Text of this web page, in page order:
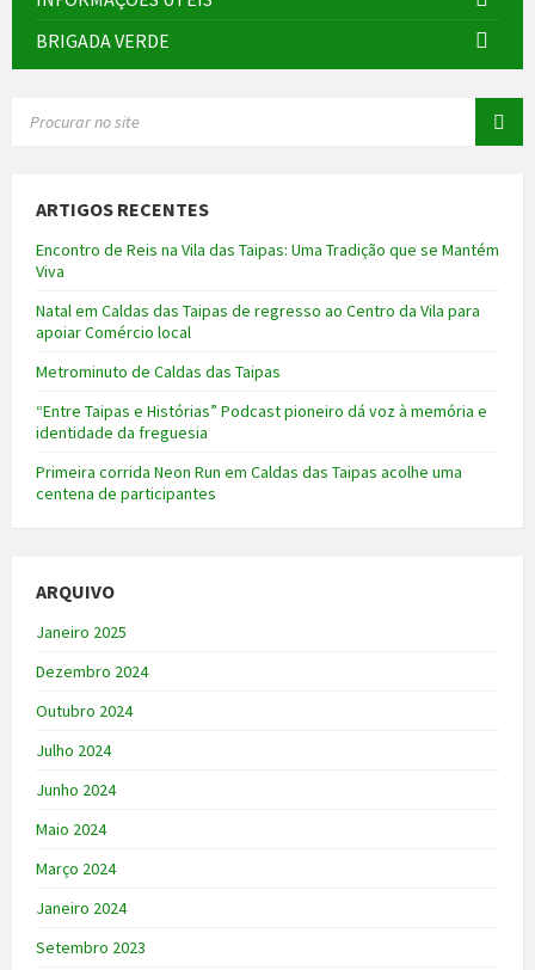
BRIGADA VERDE
ARTIGOS RECENTES
Encontro de Reis na Vila das Taipas: Uma Tradição que se Mantém
Viva
Natal em Caldas das Taipas de regresso ao Centro da Vila para
apoiar Comércio local
Metrominuto de Caldas das Taipas
“Entre Taipas e Histórias” Podcast pioneiro dá voz à memória e
identidade da freguesia
Primeira corrida Neon Run em Caldas das Taipas acolhe uma
centena de participantes
ARQUIVO
Janeiro 2025
Dezembro 2024
Outubro 2024
Julho 2024
Junho 2024
Maio 2024
Março 2024
Janeiro 2024
Setembro 2023